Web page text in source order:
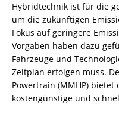
Hybridtechnik ist für die
um die zukünftigen
Fokus auf geringere
Vorgaben haben dazu
Fahrzeuge und
Zeitplan erfolgen muss.
Powertrain (MMHP)
kostengünstige und